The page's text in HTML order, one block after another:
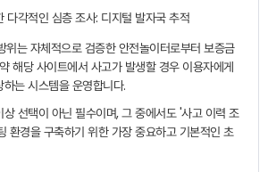
다각적인 심층 조사: 디지털 발자국 추적
위는 자체적으로 검증한 안전놀이터로부터 보증금
해당 사이트에서 사고가 발생할 경우 이용자에게
는 시스템을 운영합니다.
상 선택이 아닌 필수이며, 그 중에서도 '사고 이력 조
환경을 구축하기 위한 가장 중요하고 기본적인 초